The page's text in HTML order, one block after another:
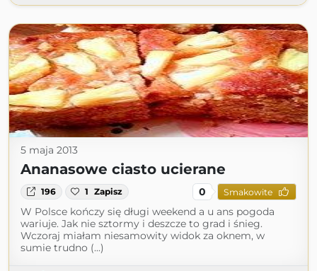
5 maja 2013
Ananasowe ciasto ucierane
196 1 Zapisz 0 Smakowite
W Polsce kończy się długi weekend a u ans pogoda
wariuje. Jak nie sztormy i deszcze to grad i śnieg.
Wczoraj miałam niesamowity widok za oknem, w
sumie trudno (...)